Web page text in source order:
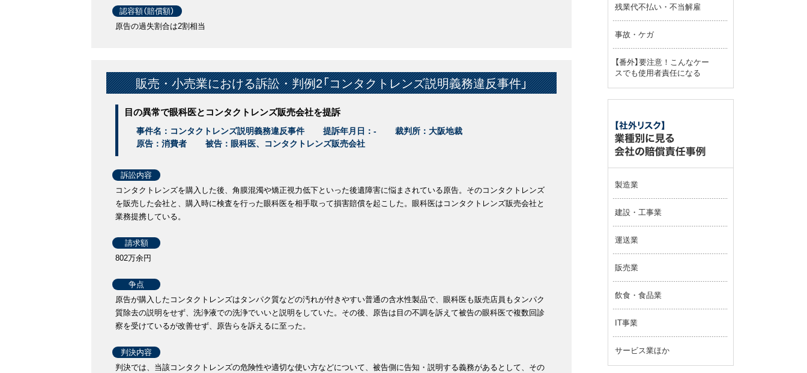
認容額（賠償額）
原告の過失割合は2割相当
販売・小売業における訴訟・判例2「コンタクトレンズ説明義務違反事件」
目の異常で眼科医とコンタクトレンズ販売会社を提訴
事件名：コンタクトレンズ説明義務違反事件 提訴年月日：-
裁判所：大阪地裁
原告：消費者
被告：眼科医、コンタクトレンズ販売会社
訴訟内容
コンタクトレンズを購入した後、角膜混濁や矯正視力低下といった後遺障害に悩まされている原告。そのコンタクトレンズ
を販売した会社と、購入時に検査を行った眼科医を相手取って損害賠償を起こした。眼科医はコンタクトレンズ販売会社と
業務提携している。
請求額
802万余円
争点
原告が購入したコンタクトレンズはタンパク質などの汚れが付きやすい普通の含水性製品で、眼科医も販売店員もタンパク
質除去の説明をせず、洗浄液での洗浄でいいと説明をしていた。その後、原告は目の不調を訴えて被告の眼科医で複数回診
察を受けているが改善せず、原告らを訴えるに至った。
判決内容
判決では、当該コンタクトレンズの危険性や適切な使い方などについて、被告側に告知・説明する義務があるとして、その
残業代不払い・不当解雇
事故・ケガ
【番外】要注意！こんなケー
スでも使用者責任になる
製造業
建設・工事業
運送業
販売業
飲食・食品業
IT事業
サービス業ほか